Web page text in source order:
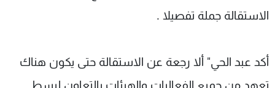
الاستقالة جملة تفصيلا .
أكد عبد الحي" ألا رجعة عن الاستقالة حتى يكون هناك